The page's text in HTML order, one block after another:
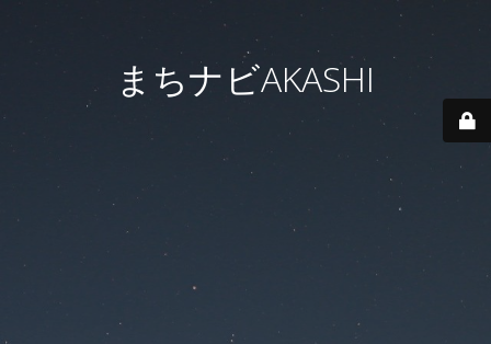
まちナビAKASHI